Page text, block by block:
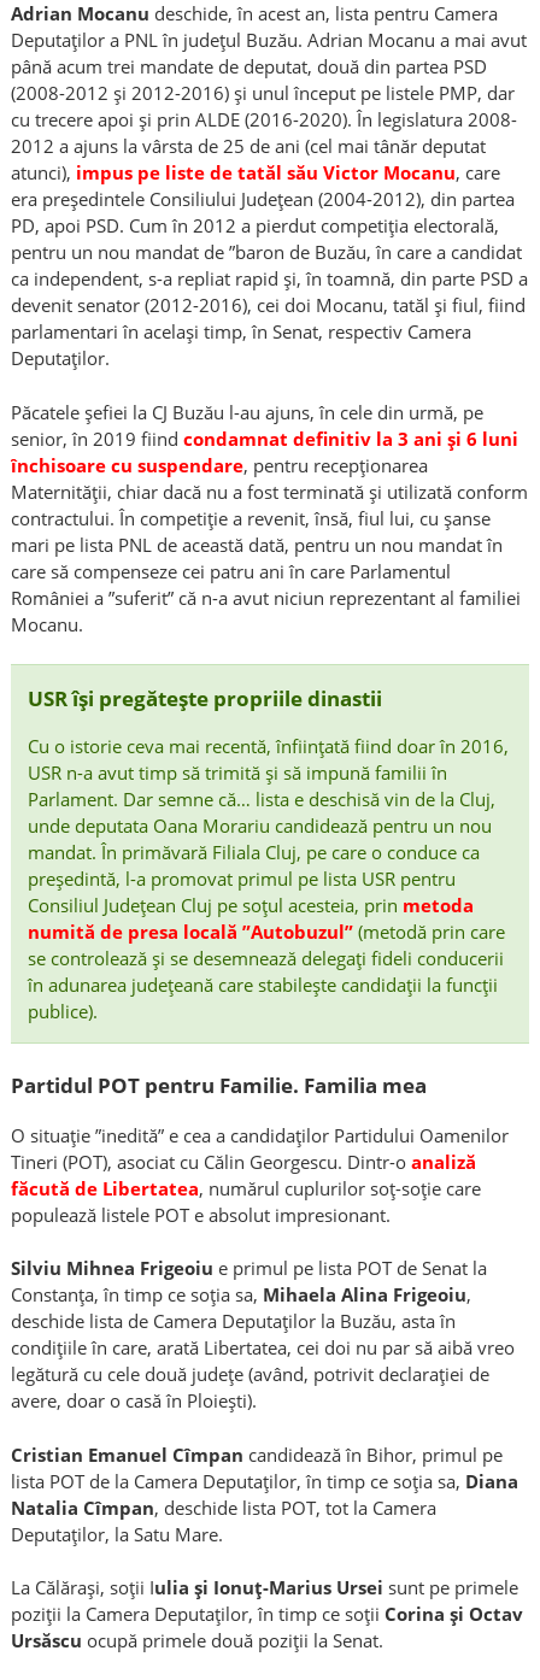
Adrian Mocanu deschide, în acest an, lista pentru Camera
Deputaților a PNL în județul Buzău. Adrian Mocanu a mai avut
până acum trei mandate de deputat, două din partea PSD
(2008-2012 și 2012-2016) și unul început pe listele PMP, dar
cu trecere apoi și prin ALDE (2016-2020). În legislatura 2008-
2012 a ajuns la vârsta de 25 de ani (cel mai tânăr deputat
atunci), impus pe liste de tatăl său Victor Mocanu, care
era președintele Consiliului Județean (2004-2012), din partea
PD, apoi PSD. Cum în 2012 a pierdut competiția electorală,
pentru un nou mandat de ”baron de Buzău, în care a candidat
ca independent, s-a repliat rapid și, în toamnă, din parte PSD a
devenit senator (2012-2016), cei doi Mocanu, tatăl și fiul, fiind
parlamentari în același timp, în Senat, respectiv Camera
Deputaților.
Păcatele șefiei la CJ Buzău l-au ajuns, în cele din urmă, pe
senior, în 2019 fiind condamnat definitiv la 3 ani și 6 luni
închisoare cu suspendare, pentru recepționarea
Maternității, chiar dacă nu a fost terminată și utilizată conform
contractului. În competiție a revenit, însă, fiul lui, cu șanse
mari pe lista PNL de această dată, pentru un nou mandat în
care să compenseze cei patru ani în care Parlamentul
României a ”suferit” că n-a avut niciun reprezentant al familiei
Mocanu.
USR își pregătește propriile dinastii
Cu o istorie ceva mai recentă, înființată fiind doar în 2016,
USR n-a avut timp să trimită și să impună familii în
Parlament. Dar semne că… lista e deschisă vin de la Cluj,
unde deputata Oana Morariu candidează pentru un nou
mandat. În primăvară Filiala Cluj, pe care o conduce ca
președintă, l-a promovat primul pe lista USR pentru
Consiliul Județean Cluj pe soțul acesteia, prin metoda
numită de presa locală ”Autobuzul” (metodă prin care
se controlează și se desemnează delegați fideli conducerii
în adunarea județeană care stabilește candidații la funcții
publice).
Partidul POT pentru Familie. Familia mea
O situație ”inedită” e cea a candidaților Partidului Oamenilor
Tineri (POT), asociat cu Călin Georgescu. Dintr-o analiză
făcută de Libertatea, numărul cuplurilor soț-soție care
populează listele POT e absolut impresionant.
Silviu Mihnea Frigeoiu e primul pe lista POT de Senat la
Constanța, în timp ce soția sa, Mihaela Alina Frigeoiu,
deschide lista de Camera Deputaților la Buzău, asta în
condițiile în care, arată Libertatea, cei doi nu par să aibă vreo
legătură cu cele două județe (având, potrivit declarației de
avere, doar o casă în Ploiești).
Cristian Emanuel Cîmpan candidează în Bihor, primul pe
lista POT de la Camera Deputaților, în timp ce soția sa, Diana
Natalia Cîmpan, deschide lista POT, tot la Camera
Deputaților, la Satu Mare.
La Călărași, soții Iulia și Ionuț-Marius Ursei sunt pe primele
poziții la Camera Deputaților, în timp ce soții Corina și Octav
Ursăscu ocupă primele două poziții la Senat.